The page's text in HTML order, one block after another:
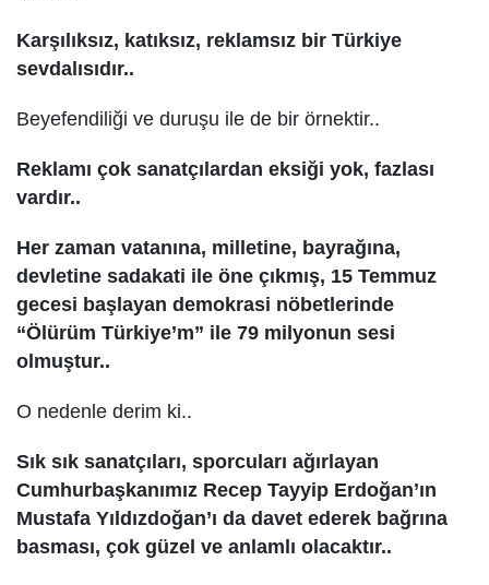
Karşılıksız, katıksız, reklamsız bir Türkiye
sevdalısıdır..
Beyefendiliği ve duruşu ile de bir örnektir..
Reklamı çok sanatçılardan eksiği yok, fazlası
vardır..
Her zaman vatanına, milletine, bayrağına,
devletine sadakati ile öne çıkmış, 15 Temmuz
gecesi başlayan demokrasi nöbetlerinde
“Ölürüm Türkiye’m” ile 79 milyonun sesi
olmuştur..
O nedenle derim ki..
Sık sık sanatçıları, sporcuları ağırlayan
Cumhurbaşkanımız Recep Tayyip Erdoğan’ın
Mustafa Yıldızdoğan’ı da davet ederek bağrına
basması, çok güzel ve anlamlı olacaktır..